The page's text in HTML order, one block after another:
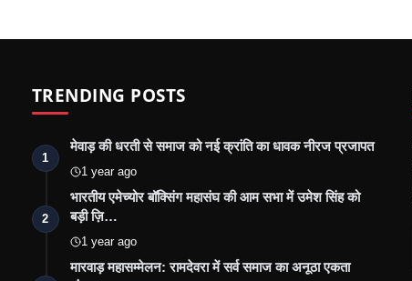
TRENDING POSTS
1
मेवाड़ की धरती से समाज को नई क्रांति का धावक नीरज प्रजापत
1 year ago
2
भारतीय एमेच्योर बॉक्सिंग महासंघ की आम सभा में उमेश सिंह को
बड़ी ज़ि…
1 year ago
मारवाड़ महासम्मेलन: रामदेवरा में सर्व समाज का अनूठा एकता